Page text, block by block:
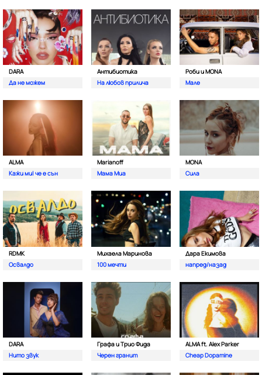
DARA
Да не можем
Антибиотика
На любов прилича
Роби и MONA
Мале
ALMA
Кажи ми| че е сън
Marianoff
Мама Миа
MONA
Сила
RDMK
Освалдо
Михаела Маринова
100 мечти
Дара Екимова
напред/назад
DARA
Нито звук
Графа и Трио Фида
Черен гранит
ALMA ft. Alex Parker
Cheap Dopamine